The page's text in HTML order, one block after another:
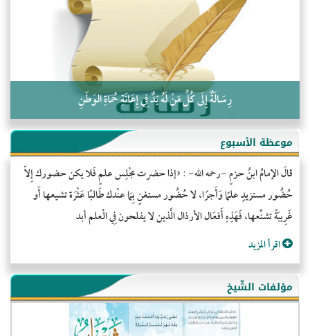
كلمة إلى إخواني السلفيين في الجزائر
رِسَالَةٌ إِلَى كُلِّ مَنْ لَهُ يَدٌ فِي إِعَانَةِ حُمَاةِ الوَطَنِ
موعظة الأسبوع
قالَ الإمامُ ابنُ حزمٍ -رحمه الله- : «إذا حضرت مجْلِس علمٍ فَلا يكن حضورك إِلاّ
حُضُور مستزيدٍ علمًا وَأَجرًا، لا حُضُور مستغنٍ بِمَا عنْدك طَالبًا عَثْرَة تشيعها أَو
غَرِيبَةً تشنِّعها، فَهَذِهِ أَفعَال الأرذال الَّذين لا يفلحون فِي الْعلم أبد
اقرأ المزيد
مؤلفات الشّيخ